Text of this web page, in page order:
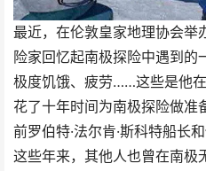
最近，在伦敦皇家地理协会举
险家回忆起南极探险中遇到的
极度饥饿、疲劳……这些是他
花了十年时间为南极探险做准
前罗伯特·法尔肯·斯科特船长
这些年来，其他人也曾在南极